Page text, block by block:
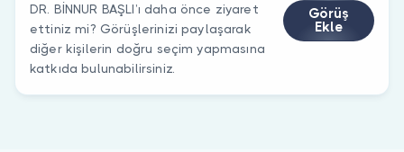
DR. BİNNUR BAŞLI’ı daha önce ziyaret
ettiniz mi? Görüşlerinizi paylaşarak
diğer kişilerin doğru seçim yapmasına
katkıda bulunabilirsiniz.
Görüş
Ekle